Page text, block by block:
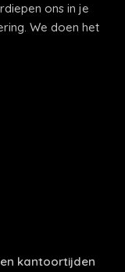
ons in je
We doen het
kantoortijden